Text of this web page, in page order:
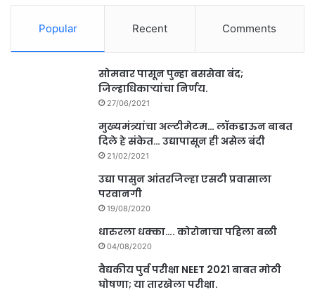
Popular Recent Comments
सोमवार पासून पुन्हा बससेवा बंद;
जिल्हाधिकाऱ्यांचा निर्णय.
27/06/2021
मुख्यमंत्र्यांचा अल्टीमेटम… लॉकडाऊन बाबत
दिले हे संकेत… उद्यापासून ही असेल बंदी
21/02/2021
उद्या पासुन आंतरजिल्हा एसटी प्रवासाला
परवानगी
19/08/2020
धारुरला धक्का…. कोरोनाचा पहिला बळी
04/08/2020
वैद्यकीय पुर्व परीक्षा NEET 2021 बाबत मोठी
घोषणा; या तारखेला परीक्षा.